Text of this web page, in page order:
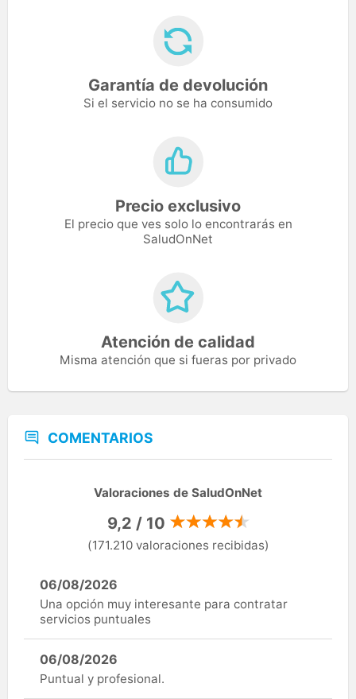
Garantía de devolución
Si el servicio no se ha consumido
Precio exclusivo
El precio que ves solo lo encontrarás en
SaludOnNet
Atención de calidad
Misma atención que si fueras por privado
COMENTARIOS
Valoraciones de SaludOnNet
9,2 / 10
(171.210 valoraciones recibidas)
06/08/2026
Una opción muy interesante para contratar
servicios puntuales
06/08/2026
Puntual y profesional.